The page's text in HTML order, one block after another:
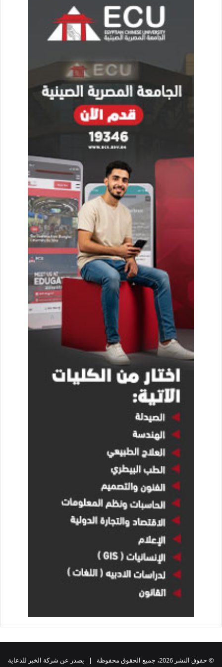
© حقوق النشر 2026، جميع الحقوق محفوظة | يصدر عن شركة الخبر للدعاية